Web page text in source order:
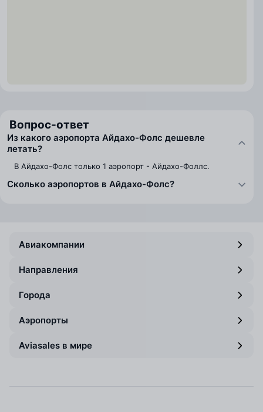
Вопрос-ответ
Из какого аэропорта Айдахо-Фолс дешевле
летать?
В Айдахо-Фолс только 1 аэропорт - Айдахо-Фоллс.
Сколько аэропортов в Айдахо-Фолс?
Авиакомпании
Направления
Города
Аэропорты
Aviasales в мире